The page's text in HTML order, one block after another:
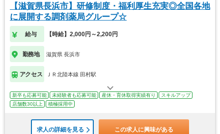
【滋賀県長浜市】研修制度・福利厚生充実◎全国各地
に展開する調剤薬局グループ☆
給与 【時給】2,000円～2,200円
勤務地 滋賀県 長浜市
アクセス ＪＲ北陸本線 田村駅
新卒も応募可能 未経験者も応募可能 産休・育休取得実績有り
スキルアップ
店舗数30以上
積極採用中
求人の詳細を見る この求人に興味がある